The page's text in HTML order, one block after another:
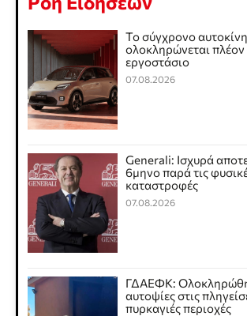
Το σύγχρονο
ολοκληρώνεται πλέον
εργοστάσιο
07.08.2026
Generali: Ισχυρά
6μηνο παρά τις
καταστροφές
07.08.2026
ΓΔΑΕΦΚ:
αυτοψίες στις
πυρκαγιές περιοχές